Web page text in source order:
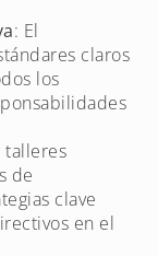
: El
claros
los
talleres
de
clave
en el